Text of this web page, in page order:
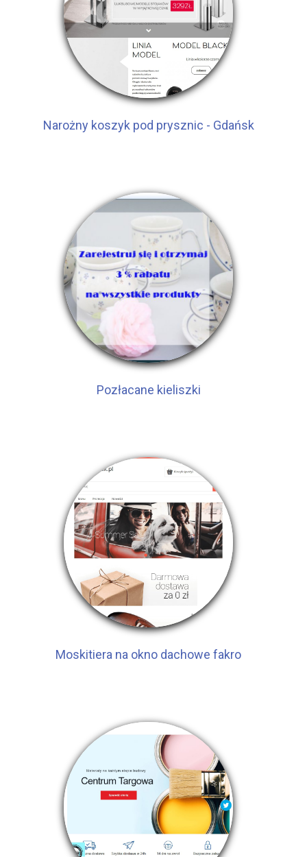
Narożny koszyk pod prysznic - Gdańsk
Pozłacane kieliszki
Moskitiera na okno dachowe fakro